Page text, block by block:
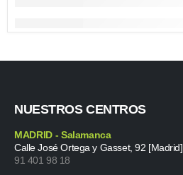
NUESTROS CENTROS
MADRID - Salamanca
Calle José Ortega y Gasset, 92 [Madrid]
91 401 98 18